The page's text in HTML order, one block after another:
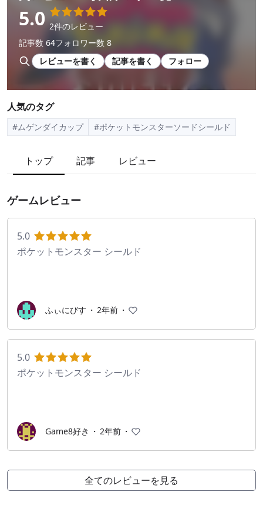
5.0 2件のレビュー
記事数 64フォロワー数 8
レビューを書く
記事を書く フォロー
人気のタグ
#ムゲンダイカップ #ポケットモンスターソードシールド
トップ 記事 レビュー
ゲームレビュー
5.0
ポケットモンスター シールド
ふぃにびす ・ 2年前 ・
5.0
ポケットモンスター シールド
Game8好き ・ 2年前 ・
全てのレビューを見る